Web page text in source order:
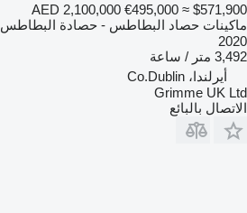
AED 2,100,000 €495,000 ≈ $571,900
ماكينات حصاد البطاطس - حصادة البطاطس
2020
3,492 متر / ساعة
أيرلندا، Co.Dublin
Grimme UK Ltd
الاتصال بالبائع